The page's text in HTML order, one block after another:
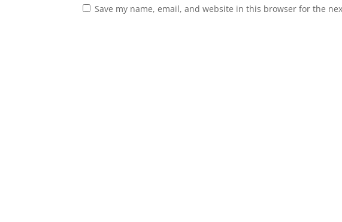
Save my name, email, and website in this browser for the